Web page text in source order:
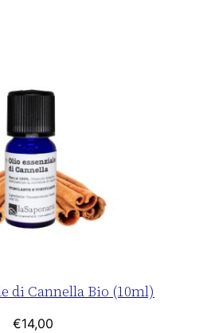
di Cannella Bio (10ml)
€14,00